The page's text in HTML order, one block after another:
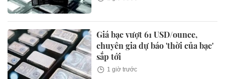
Giá bạc vượt 61 USD/ounce,
chuyên gia dự báo 'thời của bạc'
sắp tới
1 giờ trước